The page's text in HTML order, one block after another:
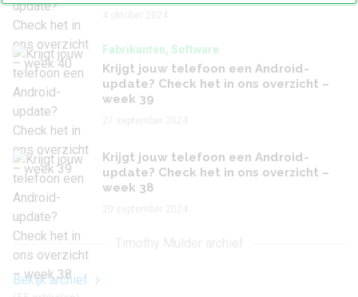
Fabrikanten, Software
Krijgt jouw telefoon een Android-
update? Check het in ons overzicht –
week 39
Krijgt jouw telefoon een Android-
update? Check het in ons overzicht –
week 38
Bekijk archief